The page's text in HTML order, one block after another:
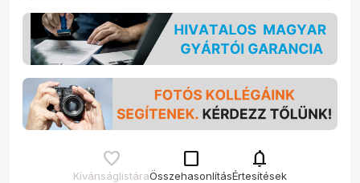
Kívánságlistára
check_box_outline_blank
Összehasonlítás
notifications
Értesítések